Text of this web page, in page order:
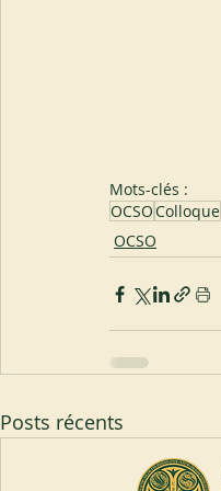
Mots-clés :
OCSOColloque
OCSO
Posts récents